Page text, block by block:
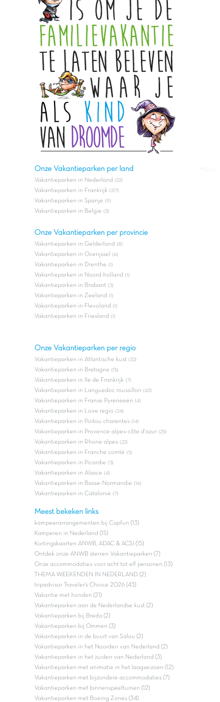
Onze Vakantieparken per land
Vakantieparken in Nederland (22)
Vakantieparken in Frankrijk (217)
Vakantieparken in Spanje (9)
Vakantieparken in Belgie (3)
Onze Vakantieparken per provincie
Vakantieparken in Gelderland (8)
Vakantieparken in Overijssel (6)
Vakantieparken in Drenthe (1)
Vakantieparken in Noord-holland (1)
Vakantieparken in Brabant (3)
Vakantieparken in Zeeland (1)
Vakantieparken in Flevoland (1)
Vakantieparken in Friesland (1)
Onze Vakantieparken per regio
Vakantieparken in Atlantische kust (32)
Vakantieparken in Bretagne (15)
Vakantieparken in Ile de Frankrijk (7)
Vakantieparken in Languedoc roussillon (42)
Vakantieparken in Franse Pyreneeën (4)
Vakantieparken in Loire regio (24)
Vakantieparken in Poitou charentes (14)
Vakantieparken in Provence-alpes-côte d'azur (25)
Vakantieparken in Rhone alpes (22)
Vakantieparken in Franche comté (5)
Vakantieparken in Picardie (3)
Vakantieparken in Alsace (4)
Vakantieparken in Basse-Normandie (16)
Vakantieparken in Catalonië (7)
Meest bekeken links
kampeerarrangementen bij Capfun (13)
Kamperen in Nederland (15)
Kortingskaarten ANWB, ADAC & ACSI (15)
Ontdek onze ANWB sterren Vakantieparken (7)
Onze accommodaties voor acht tot elf personen (13)
THEMA WEEKENDEN IN NEDERLAND (2)
tripadvisor Traveler’s Choice 2026 (43)
Vakantie met honden (21)
Vakantieparken aan de Nederlandse kust (2)
Vakantieparken bij Breda (2)
Vakantieparken bij Ommen (3)
Vakantieparken in de buurt van Salou (2)
Vakantieparken in het Noorden van Nederland (2)
Vakantieparken in het zuiden van Nederland (3)
Vakantieparken met animatie in het laagseizoen (12)
Vakantieparken met bijzondere accommodaties (7)
Vakantieparken met binnenspeeltuinen (12)
Vakantieparken met Boeing Zones (34)